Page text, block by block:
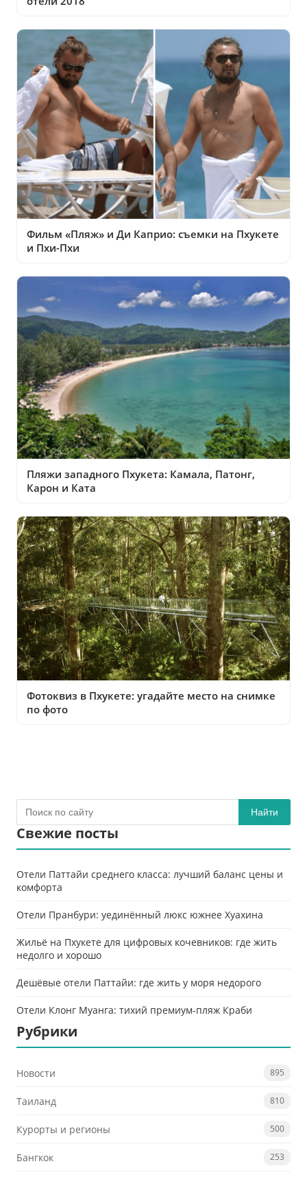
Фильм «Пляж» и Ди Каприо: съемки на Пхукете
и Пхи-Пхи
Пляжи западного Пхукета: Камала, Патонг,
Карон и Ката
Фотоквиз в Пхукете: угадайте место на снимке
по фото
Найти
Свежие посты
Отели Паттайи среднего класса: лучший баланс цены и
комфорта
Отели Пранбури: уединённый люкс южнее Хуахина
Жильё на Пхукете для цифровых кочевников: где жить
недолго и хорошо
Дешёвые отели Паттайи: где жить у моря недорого
Отели Клонг Муанга: тихий премиум-пляж Краби
Рубрики
Новости 895
Таиланд 810
Курорты и регионы 500
Бангкок 253